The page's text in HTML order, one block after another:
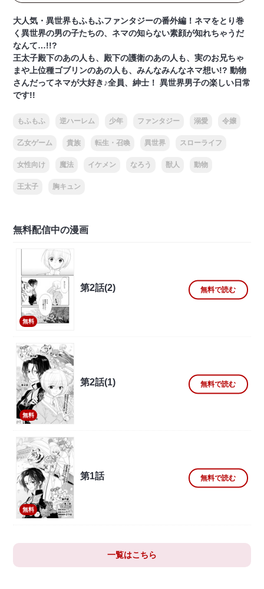
大人気・異世界もふもふファンタジーの番外編！ネマをとり巻
く異世界の男の子たちの、ネマの知らない素顔が知れちゃうだ
なんて…!!?
王太子殿下のあの人も、殿下の護衛のあの人も、実のお兄ちゃ
まや上位種ゴブリンのあの人も、みんなみんなネマ想い!? 動物
さんだってネマが大好き♪全員、紳士！ 異世界男子の楽しい日常
です!!
もふもふ 逆ハーレム 少年 ファンタジー 溺愛 令嬢
乙女ゲーム 貴族 転生・召喚 異世界 スローライフ
女性向け 魔法 イケメン なろう 獣人 動物
王太子 胸キュン
無料配信中の漫画
無料
第2話(2) 無料で読む
無料
第2話(1) 無料で読む
無料
第1話 無料で読む
一覧はこちら